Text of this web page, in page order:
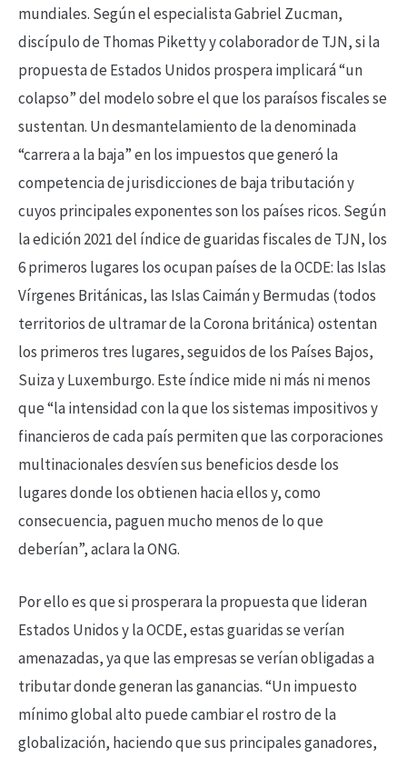
mundiales. Según el especialista Gabriel Zucman,
discípulo de Thomas Piketty y colaborador de TJN, si la
propuesta de Estados Unidos prospera implicará “un
colapso” del modelo sobre el que los paraísos fiscales se
sustentan. Un desmantelamiento de la denominada
“carrera a la baja” en los impuestos que generó la
competencia de jurisdicciones de baja tributación y
cuyos principales exponentes son los países ricos. Según
la edición 2021 del índice de guaridas fiscales de TJN, los
6 primeros lugares los ocupan países de la OCDE: las Islas
Vírgenes Británicas, las Islas Caimán y Bermudas (todos
territorios de ultramar de la Corona británica) ostentan
los primeros tres lugares, seguidos de los Países Bajos,
Suiza y Luxemburgo. Este índice mide ni más ni menos
que “la intensidad con la que los sistemas impositivos y
financieros de cada país permiten que las corporaciones
multinacionales desvíen sus beneficios desde los
lugares donde los obtienen hacia ellos y, como
consecuencia, paguen mucho menos de lo que
deberían”, aclara la ONG.
Por ello es que si prosperara la propuesta que lideran
Estados Unidos y la OCDE, estas guaridas se verían
amenazadas, ya que las empresas se verían obligadas a
tributar donde generan las ganancias. “Un impuesto
mínimo global alto puede cambiar el rostro de la
globalización, haciendo que sus principales ganadores,